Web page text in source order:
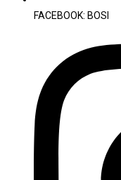
FACEBOOK: BOSI